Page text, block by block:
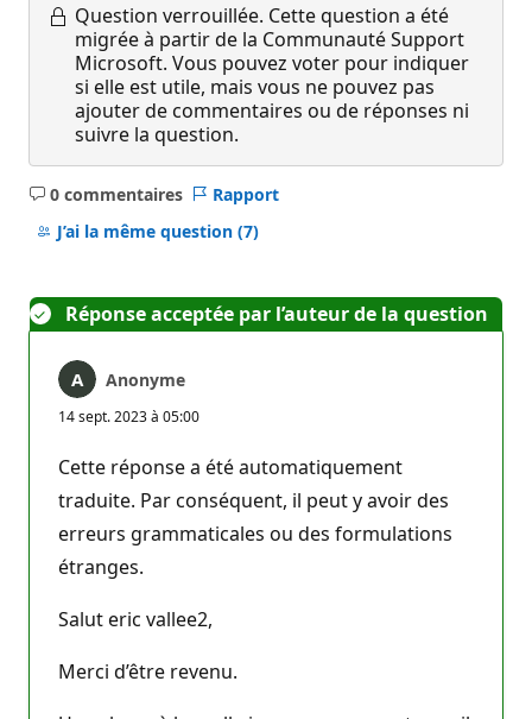
Question verrouillée. Cette question a été
migrée à partir de la Communauté Support
Microsoft. Vous pouvez voter pour indiquer
si elle est utile, mais vous ne pouvez pas
ajouter de commentaires ou de réponses ni
suivre la question.
0 commentaires
Aucun
commentaire
Rapport
J’ai la même question (7)
Réponse acceptée par l’auteur de la question
Anonyme
14 sept. 2023 à 05:00
Cette réponse a été automatiquement
traduite. Par conséquent, il peut y avoir des
erreurs grammaticales ou des formulations
étranges.
Salut eric vallee2,
Merci d’être revenu.